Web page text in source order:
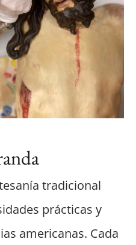
tradicional
prácticas y
americanas. Cada